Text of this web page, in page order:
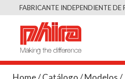
FABRICANTE INDEPENDIENTE DE
CALIDAD